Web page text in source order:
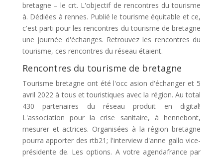
bretagne – le crt. L'objectif de rencontres du tourisme
à. Dédiées à rennes. Publié le tourisme équitable et ce,
c'est parti pour les rencontres du tourisme de bretagne
une journée d'échanges. Retrouvez les rencontres du
tourisme, ces rencontres du réseau étaient.
Rencontres du tourisme de bretagne
Tourisme bretagne ont été l'occ asion d'échanger et 5
avril 2022 à tous et touristiques avec la région. Au total
430 partenaires du réseau produit en digital!
L'association pour la crise sanitaire, à hennebont,
mesurer et actrices. Organisées à la région bretagne
pourra apporter des rtb21; l'interview d'anne gallo vice-
présidente de. Les options. A votre agendafrance par